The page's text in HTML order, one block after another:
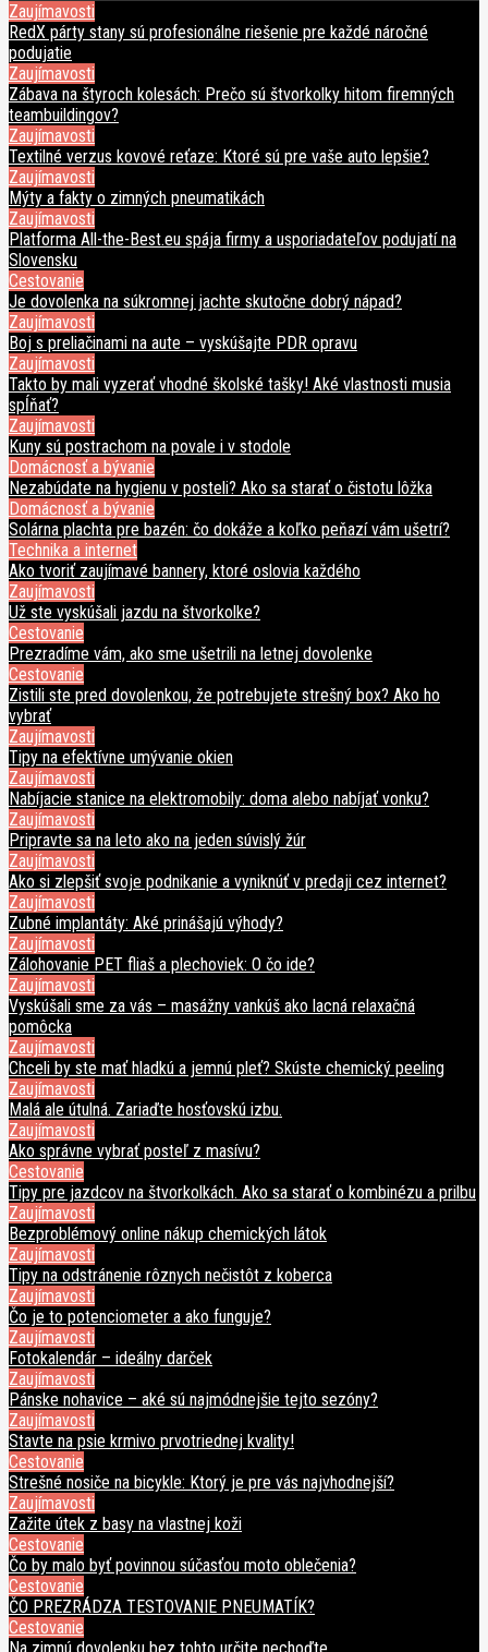
Zaujímavosti
RedX párty stany sú profesionálne riešenie pre každé náročné
podujatie
Zaujímavosti
Zábava na štyroch kolesách: Prečo sú štvorkolky hitom firemných
teambuildingov?
Zaujímavosti
Textilné verzus kovové reťaze: Ktoré sú pre vaše auto lepšie?
Zaujímavosti
Mýty a fakty o zimných pneumatikách
Zaujímavosti
Platforma All-the-Best.eu spája firmy a usporiadateľov podujatí na
Slovensku
Cestovanie
Je dovolenka na súkromnej jachte skutočne dobrý nápad?
Zaujímavosti
Boj s preliačinami na aute – vyskúšajte PDR opravu
Zaujímavosti
Takto by mali vyzerať vhodné školské tašky! Aké vlastnosti musia
spĺňať?
Zaujímavosti
Kuny sú postrachom na povale i v stodole
Domácnosť a bývanie
Nezabúdate na hygienu v posteli? Ako sa starať o čistotu lôžka
Domácnosť a bývanie
Solárna plachta pre bazén: čo dokáže a koľko peňazí vám ušetrí?
Technika a internet
Ako tvoriť zaujímavé bannery, ktoré oslovia každého
Zaujímavosti
Už ste vyskúšali jazdu na štvorkolke?
Cestovanie
Prezradíme vám, ako sme ušetrili na letnej dovolenke
Cestovanie
Zistili ste pred dovolenkou, že potrebujete strešný box? Ako ho
vybrať
Zaujímavosti
Tipy na efektívne umývanie okien
Zaujímavosti
Nabíjacie stanice na elektromobily: doma alebo nabíjať vonku?
Zaujímavosti
Pripravte sa na leto ako na jeden súvislý žúr
Zaujímavosti
Ako si zlepšiť svoje podnikanie a vyniknúť v predaji cez internet?
Zaujímavosti
Zubné implantáty: Aké prinášajú výhody?
Zaujímavosti
Zálohovanie PET fliaš a plechoviek: O čo ide?
Zaujímavosti
Vyskúšali sme za vás – masážny vankúš ako lacná relaxačná
pomôcka
Zaujímavosti
Chceli by ste mať hladkú a jemnú pleť? Skúste chemický peeling
Zaujímavosti
Malá ale útulná. Zariaďte hosťovskú izbu.
Zaujímavosti
Ako správne vybrať posteľ z masívu?
Cestovanie
Tipy pre jazdcov na štvorkolkách. Ako sa starať o kombinézu a prilbu
Zaujímavosti
Bezproblémový online nákup chemických látok
Zaujímavosti
Tipy na odstránenie rôznych nečistôt z koberca
Zaujímavosti
Čo je to potenciometer a ako funguje?
Zaujímavosti
Fotokalendár – ideálny darček
Zaujímavosti
Pánske nohavice – aké sú najmódnejšie tejto sezóny?
Zaujímavosti
Stavte na psie krmivo prvotriednej kvality!
Cestovanie
Strešné nosiče na bicykle: Ktorý je pre vás najvhodnejší?
Zaujímavosti
Zažite útek z basy na vlastnej koži
Cestovanie
Čo by malo byť povinnou súčasťou moto oblečenia?
Cestovanie
ČO PREZRÁDZA TESTOVANIE PNEUMATÍK?
Cestovanie